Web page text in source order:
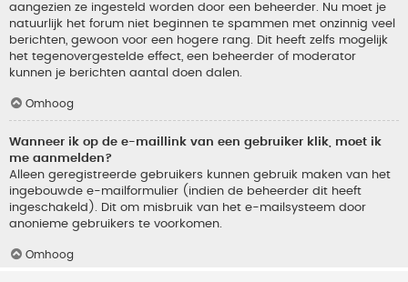
aangezien ze ingesteld worden door een beheerder. Nu moet je
natuurlijk het forum niet beginnen te spammen met onzinnig veel
berichten, gewoon voor een hogere rang. Dit heeft zelfs mogelijk
het tegenovergestelde effect, een beheerder of moderator
kunnen je berichten aantal doen dalen.
Omhoog
Wanneer ik op de e-maillink van een gebruiker klik, moet ik
me aanmelden?
Alleen geregistreerde gebruikers kunnen gebruik maken van het
ingebouwde e-mailformulier (indien de beheerder dit heeft
ingeschakeld). Dit om misbruik van het e-mailsysteem door
anonieme gebruikers te voorkomen.
Omhoog